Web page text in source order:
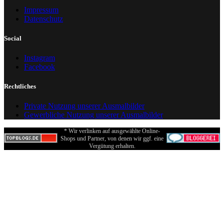
Impressum
Datenschutz
Social
Instagram
Facebook
Rechtliches
Private Nutzung unserer Ausmalbilder
Gewerbliche Nutzung unserer Ausmalbilder
* Wir verlinken auf ausgewählte Online-
Shops und Partner, von denen wir ggf. eine
Vergütung erhalten.